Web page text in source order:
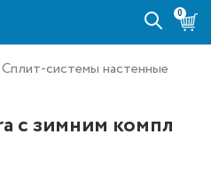
0
Сплит-системы настенные
с зимним компл